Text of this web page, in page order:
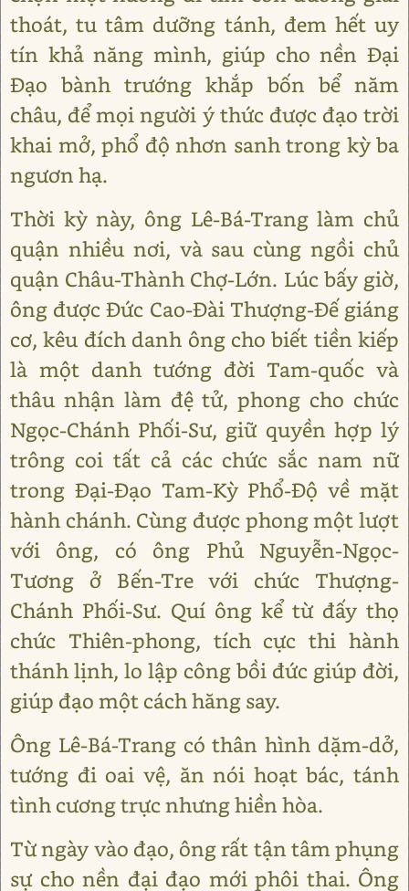
thoát, tu tâm dưỡng tánh, đem hết uy
tín khả năng mình, giúp cho nền Đại
Đạo bành trướng khắp bốn bể năm
châu, để mọi người ý thức được đạo trời
khai mở, phổ độ nhơn sanh trong kỳ ba
ngươn hạ.
Thời kỳ này, ông Lê-Bá-Trang làm chủ
quận nhiều nơi, và sau cùng ngồi chủ
quận Châu-Thành Chợ-Lớn. Lúc bấy giờ,
ông được Đức Cao-Đài Thượng-Đế giáng
cơ, kêu đích danh ông cho biết tiền kiếp
là một danh tướng đời Tam-quốc và
thâu nhận làm đệ tử, phong cho chức
Ngọc-Chánh Phối-Sư, giữ quyền hợp lý
trông coi tất cả các chức sắc nam nữ
trong Đại-Đạo Tam-Kỳ Phổ-Độ về mặt
hành chánh. Cùng được phong một lượt
với ông, có ông Phủ Nguyễn-Ngọc-
Tương ở Bến-Tre với chức Thượng-
Chánh Phối-Sư. Quí ông kể từ đấy thọ
chức Thiên-phong, tích cực thi hành
thánh lịnh, lo lập công bồi đức giúp đời,
giúp đạo một cách hăng say.
Ông Lê-Bá-Trang có thân hình dặm-dở,
tướng đi oai vệ, ăn nói hoạt bác, tánh
tình cương trực nhưng hiền hòa.
Từ ngày vào đạo, ông rất tận tâm phụng
sự cho nền đại đạo mới phôi thai. Ông